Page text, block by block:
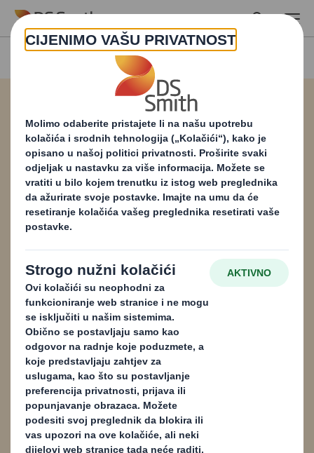
Skip to main content
Katalog papira
Nudimo vam jedan od najširih izbora dostupnih
proizvoda za ambalažu od valovitog kartona.
Svi su dizajnirani i proizvedeni tako da
zadovolje današnje izazove održivosti i pružaju
idealan materijal za zadovoljenje vaših potreba
i potreba vaših klijenata. Preuzmite primjerak.